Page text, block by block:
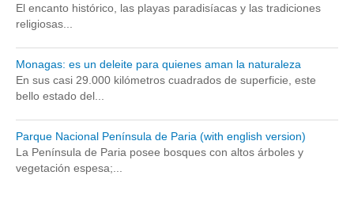
El encanto histórico, las playas paradisíacas y las tradiciones
religiosas...
Monagas: es un deleite para quienes aman la naturaleza
En sus casi 29.000 kilómetros cuadrados de superficie, este
bello estado del...
Parque Nacional Península de Paria (with english version)
La Península de Paria posee bosques con altos árboles y
vegetación espesa;...